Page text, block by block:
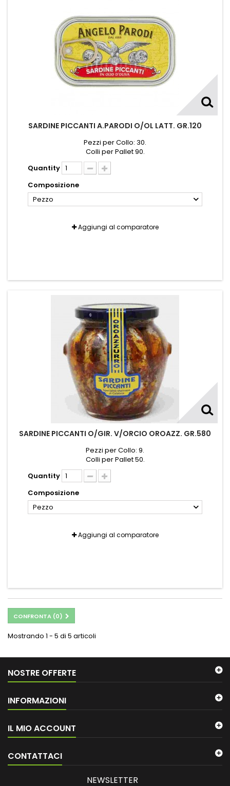
SARDINE PICCANTI A.PARODI O/OL LATT. GR.120
Pezzi per Collo: 30.
Colli per Pallet 90.
Quantity
Composizione
Pezzo
Aggiungi al comparatore
SARDINE PICCANTI O/GIR. V/ORCIO OROAZZ. GR.580
Pezzi per Collo: 9.
Colli per Pallet 50.
Quantity
Composizione
Pezzo
Aggiungi al comparatore
CONFRONTA (0)
Mostrando 1 - 5 di 5 articoli
NOSTRE OFFERTE
INFORMAZIONI
IL MIO ACCOUNT
CONTATTACI
NEWSLETTER